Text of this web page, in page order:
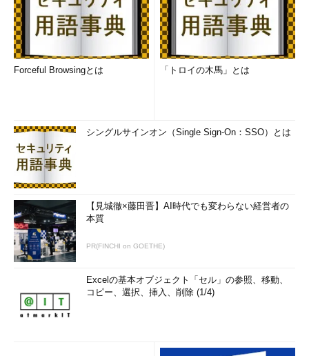
Forceful Browsingとは 「トロイの木馬」とは
シングルサインオン（Single Sign-On：SSO）とは
【見城徹×藤田晋】AI時代でも変わらない経営者の
本質
PR(FINCHI on GOETHE)
Excelの基本オブジェクト「セル」の参照、移動、
コピー、選択、挿入、削除 (1/4)